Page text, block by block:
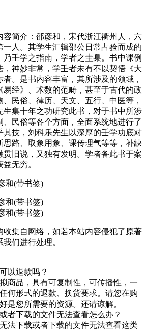
容简介：邵彦和，宋代浙江衢州人，六
一人。其学生汇辑邵公日常占验而成的
乃壬学之指南，学者之圭臬。书中课例
，神妙非常，学壬者未有不以契悟《大
。是书内容丰富，其所涉及的领域，
易经》、术数的范畴，甚至于古代的政
民俗、律历、天文、五行、中医等，
生集十年之功研究此书，对于书中所涉
、民俗等各个方面，全面系统地进行了
其技，刘科乐先生以深厚的壬学功底对
思路、取象用象、课传理气等等，补缺
贯旧说，又独有发明。学者备此书于案
无穷。
收集自网络，如若本站内容侵犯了原著
们进行处理。
以退款吗？
商品，具有可复制性，可传播性，一
何形式的退款、换货要求。请您在购
是您所需要的资源。还请谅解。
者下载的文件无法查看怎么办？
法下载或者下载的文件无法查看这类